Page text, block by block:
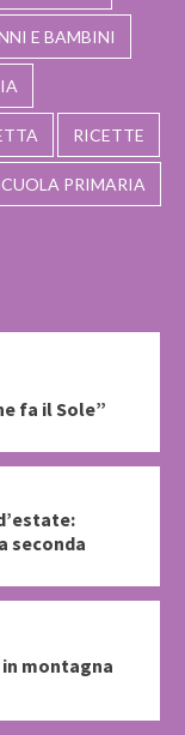
E BAMBINI
RICETTE
PRIMARIA
fa il Sole”
seconda
in montagna